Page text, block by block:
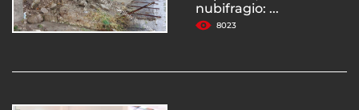
nubifragio: ...
8023